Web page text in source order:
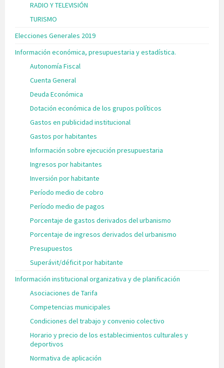
RADIO Y TELEVISIÓN
TURISMO
Elecciones Generales 2019
Información económica, presupuestaria y estadística.
Autonomía Fiscal
Cuenta General
Deuda Económica
Dotación económica de los grupos políticos
Gastos en publicidad institucional
Gastos por habitantes
Información sobre ejecución presupuestaria
Ingresos por habitantes
Inversión por habitante
Período medio de cobro
Período medio de pagos
Porcentaje de gastos derivados del urbanismo
Porcentaje de ingresos derivados del urbanismo
Presupuestos
Superávit/déficit por habitante
Información institucional organizativa y de planificación
Asociaciones de Tarifa
Competencias municipales
Condiciones del trabajo y convenio colectivo
Horario y precio de los establecimientos culturales y
deportivos
Normativa de aplicación